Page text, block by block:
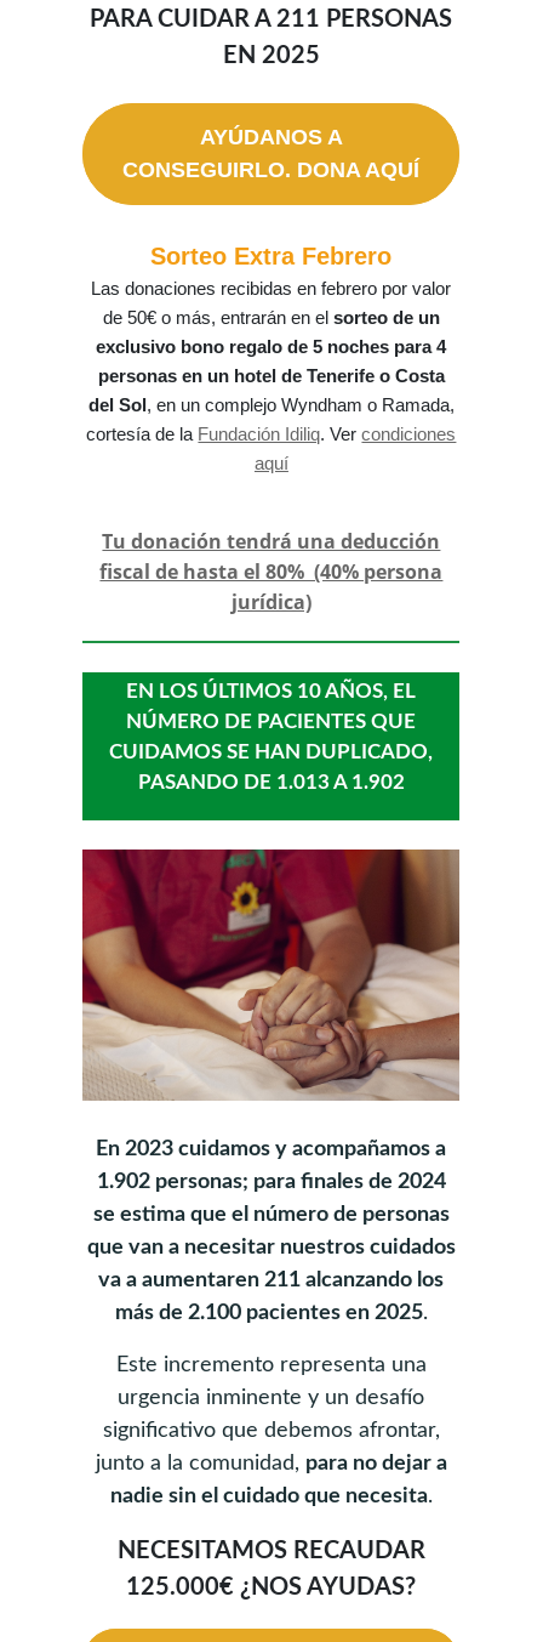
PARA CUIDAR A 211 PERSONAS
EN 2025
AYÚDANOS A
CONSEGUIRLO. DONA AQUÍ
Sorteo Extra Febrero
Las donaciones recibidas en febrero por valor
de 50€ o más, entrarán en el sorteo de un
exclusivo bono regalo de 5 noches para 4
personas en un hotel de Tenerife o Costa
del Sol , en un complejo Wyndham o Ramada,
cortesía de la Fundación Idiliq. Vercondiciones
aquí
Tu donación tendrá una deducción
fiscal de hasta el 80% (40% persona
jurídica)
EN LOS ÚLTIMOS 10 AÑOS, EL
NÚMERO DE PACIENTES QUE
CUIDAMOS SE HAN DUPLICADO,
PASANDO DE 1.013 A 1.902
En 2023 cuidamos y acompañamos a
1.902 personas; para finales de 2024
se estima que el número de personas
que van a necesitar nuestros cuidados
va a aumentaren 211 alcanzando los
más de 2.100 pacientes en 2025.
Este incremento representa una
urgencia inminente y un desafío
significativo que debemos afrontar,
junto a la comunidad, para no dejar a
nadie sin el cuidado que necesita.
NECESITAMOS RECAUDAR
125.000€ ¿NOS AYUDAS?